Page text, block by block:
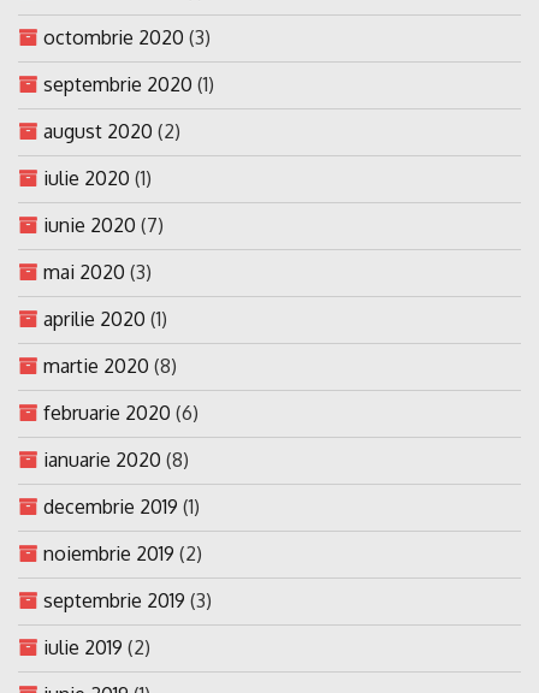
octombrie 2020 (3)
septembrie 2020 (1)
august 2020 (2)
iulie 2020 (1)
iunie 2020 (7)
mai 2020 (3)
aprilie 2020 (1)
martie 2020 (8)
februarie 2020 (6)
ianuarie 2020 (8)
decembrie 2019 (1)
noiembrie 2019 (2)
septembrie 2019 (3)
iulie 2019 (2)